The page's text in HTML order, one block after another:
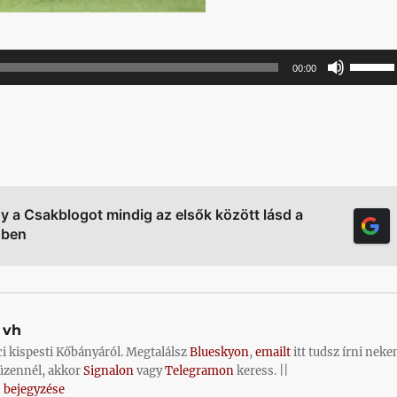
00:00
A
Fel/Le
a Csakblogot mindig az elsők között lásd a
kispesti Kőbányáról. MegtalálszBlueskyon,emailtitt tudsz írni
akkorSignalonvagyTelegramonkeress. ||